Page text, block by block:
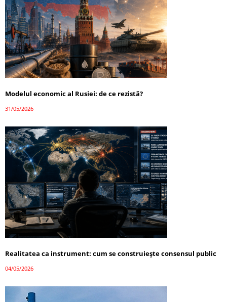
Modelul economic al Rusiei: de ce rezistă?
31/05/2026
Realitatea ca instrument: cum se construiește consensul public
04/05/2026